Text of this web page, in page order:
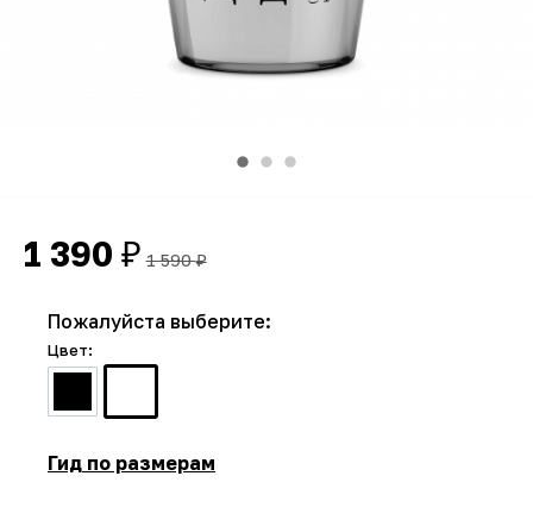
1 390 ₽ 1 590₽
Пожалуйста выберите:
Цвет:
Гид по размерам